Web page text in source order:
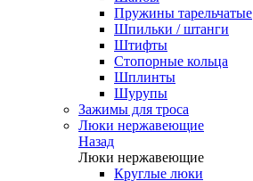
Пружины тарельчатые
Шпильки / штанги
Штифты
Стопорные кольца
Шплинты
Шурупы
Зажимы для троса
Люки нержавеющие
Назад
Люки нержавеющие
Круглые люки